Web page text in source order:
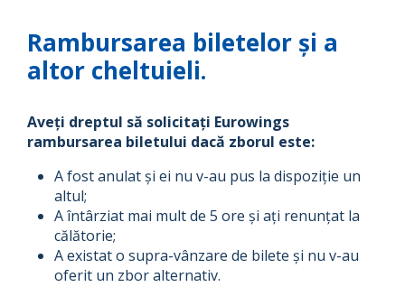
Rambursarea biletelor și a
altor cheltuieli.
Aveți dreptul să solicitați Eurowings
rambursarea biletului dacă zborul este:
A fost anulat și ei nu v-au pus la dispoziție un
altul;
A întârziat mai mult de 5 ore și ați renunțat la
călătorie;
A existat o supra-vânzare de bilete și nu v-au
oferit un zbor alternativ.